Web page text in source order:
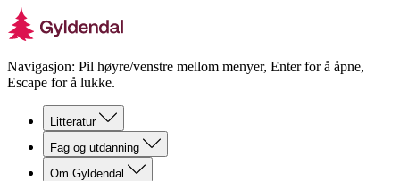
Navigasjon: Pil høyre/venstre mellom menyer, Enter for å åpne,
Escape for å lukke.
Litteratur
Fag og utdanning
Om Gyldendal